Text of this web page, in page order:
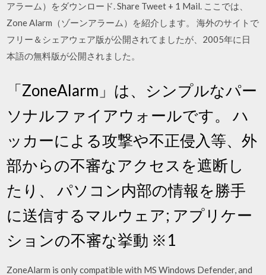
アラーム）をダウンロード. Share Tweet + 1 Mail. ここでは、
Zone Alarm（ゾーンアラーム）を紹介します。 海外のサイトで
フリー＆シェアウェア版が公開されてましたが、2005年に日
本語の無料版が公開されました。
「ZoneAlarm」は、シンプルなパー
ソナルファイアウォールです。 ハ
ッカーによる攻撃や不正侵入等、外
部からの不審なアクセスを遮断し
たり、 パソコン内部の情報を勝手
に送信するマルウェア; アプリケー
ションの不審な挙動 ※1
ZoneAlarm is only compatible with MS Windows Defender, and